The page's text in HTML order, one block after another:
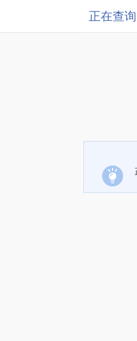
正在查